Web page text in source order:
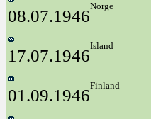
08.07.1946
Norge
17.07.1946
Island
01.09.1946
Finland